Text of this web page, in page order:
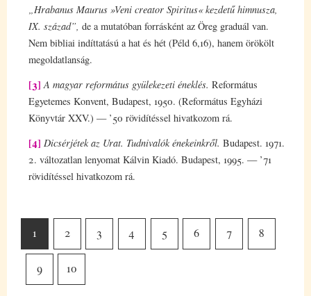
„Hrabanus Maurus »Veni creator Spiritus« kezdetű himnusza,
IX. század”,de a mutatóban forrásként az Öreg graduál van.
Nem bibliai indíttatású a hat és hét (Péld 6,16), hanem örökölt
megoldatlanság.
[3] A magyar református gyülekezeti éneklés. Református
Egyetemes Konvent, Budapest, 1950. (Református Egyházi
Könyvtár XXV.) — ’50 rövidítéssel hivatkozom rá.
[4] Dicsérjétek az Urat. Tudnivalók énekeinkről.Budapest. 1971.
2. változatlan lenyomat Kálvin Kiadó. Budapest, 1995. — ’71
rövidítéssel hivatkozom rá.
1 2 3 4 5 6 7 8
9 10